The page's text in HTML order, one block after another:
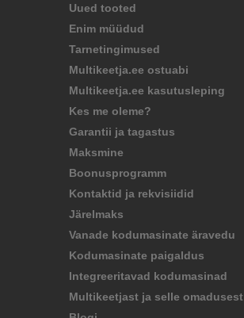
Uued tooted
Enim müüdud
Tarnetingimused
Multikeetja.ee ostuabi
Multikeetja.ee kasutusleping
Kes me oleme?
Garantii ja tagastus
Maksmine
Boonusprogramm
Kontaktid ja rekvisiidid
Järelmaks
Vanade kodumasinate äravedu
Kodumasinate paigaldus
Integreeritavad kodumasinad
Multikeetjast ja selle omadusest